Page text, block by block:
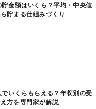
金額はいくら？平均・中央値
貯まる仕組みづくり
いくらもらえる？年収別の受
方を専門家が解説